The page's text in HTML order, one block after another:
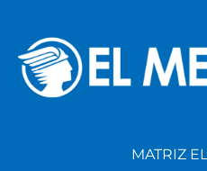
Av. De Las Américas y